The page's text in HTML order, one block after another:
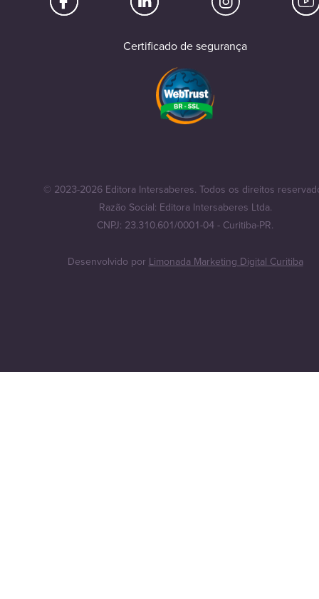
Certificado de segurança
© 2023-2026 Editora Intersaberes. Todos os direitos
Razão Social: Editora Intersaberes Ltda.
CNPJ: 23.310.601/0001-04 - Curitiba-PR.
Desenvolvido por Limonada Marketing Digital Curitiba